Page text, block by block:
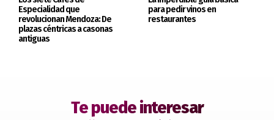
Especialidad que
revolucionan Mendoza: De
plazas céntricas a casonas
antiguas
para pedir vinos en
restaurantes
Te puede interesar